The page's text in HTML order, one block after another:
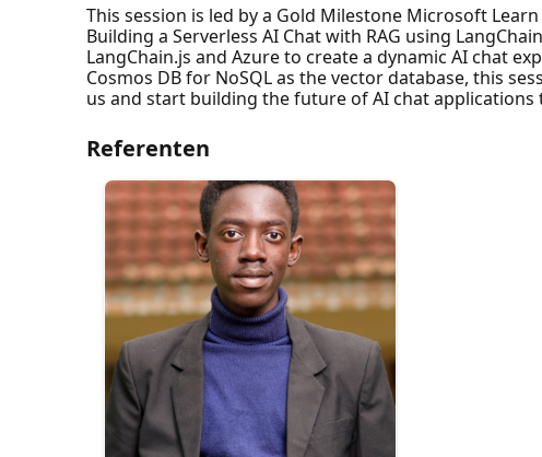
This session is led by a Gold Milestone Microsoft
Building a Serverless AI Chat with RAG using
LangChain.js and Azure to create a dynamic AI chat
Cosmos DB for NoSQL as the vector database, this
us and start building the future of AI chat applications
Referenten